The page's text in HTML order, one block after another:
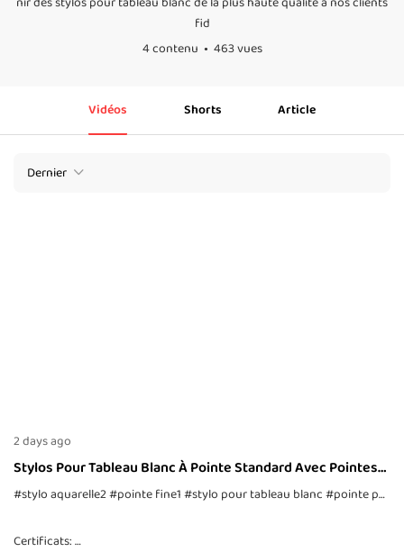
fid
4 contenu
463 vues
Vidéos Shorts Article
Dernier
2 days ago
Stylos Pour Tableau Blanc À Pointe Standard Avec Pointes
Pointillées
#stylo aquarelle2#pointe fine1#stylo pour tableau blanc#pointe pointillée
Certificats: